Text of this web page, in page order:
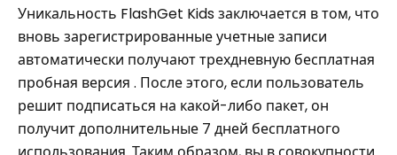
Уникальность FlashGet Kids заключается в том, что
вновь зарегистрированные учетные записи
автоматически получают трехдневную бесплатная
пробная версия . После этого, если пользователь
решит подписаться на какой-либо пакет, он
получит дополнительные 7 дней бесплатного